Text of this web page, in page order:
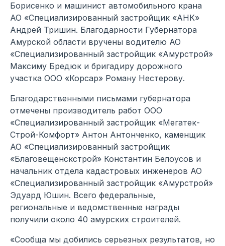
Борисенко и машинист автомобильного крана
АО «Специализированный застройщик «АНК»
Андрей Тришин. Благодарности Губернатора
Амурской области вручены водителю АО
«Специализированный застройщик «Амурстрой»
Максиму Бредюк и бригадиру дорожного
участка ООО «Корсар» Роману Нестерову.
Благодарственными письмами губернатора
отмечены производитель работ ООО
«Специализированный застройщик «Мегатек-
Строй-Комфорт» Антон Антонченко, каменщик
АО «Специализированный застройщик
«Благовещенскстрой» Константин Белоусов и
начальник отдела кадастровых инженеров АО
«Специализированный застройщик «Амурстрой»
Эдуард Юшин. Всего федеральные,
региональные и ведомственные награды
получили около 40 амурских строителей.
«Сообща мы добились серьезных результатов, но